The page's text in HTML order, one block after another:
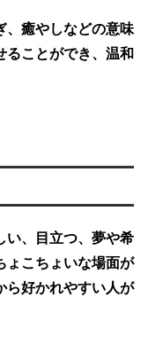
、癒やしなどの意味
ることができ、温和
い、目立つ、夢や希
ょこちょいな場面が
ら好かれやすい人が